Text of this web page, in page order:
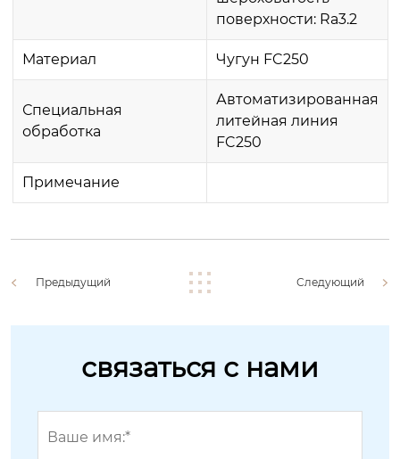
поверхности: Ra3.2
Материал Чугун FC250
Специальная
обработка
Автоматизированная
литейная линия
FC250
Примечание
Предыдущий Следующий
связаться с нами